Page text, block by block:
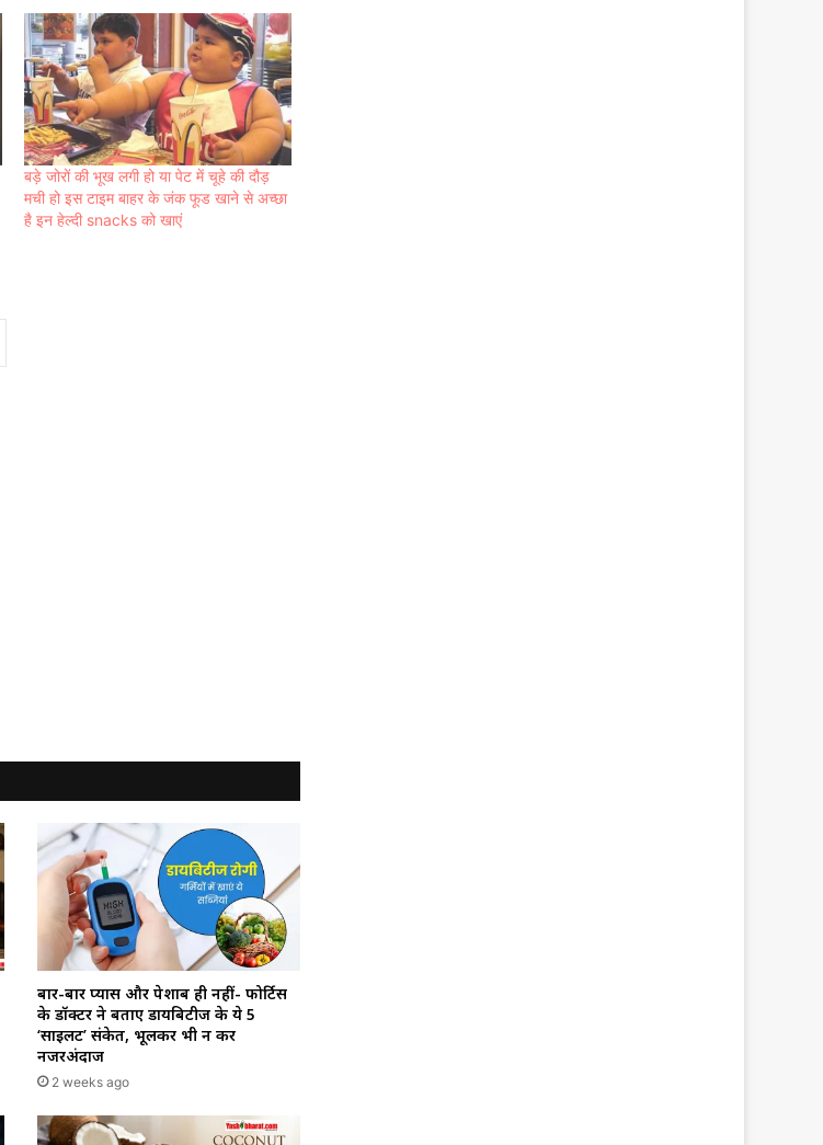
बड़े जोरों की भूख लगी हो या पेट में चूहे की दौड़
मची हो इस टाइम बाहर के जंक फूड खाने से अच्छा
है इन हेल्दी snacks को खाएं
बार-बार प्यास और पेशाब ही नहीं- फोर्टिस
के डॉक्टर ने बताए डायबिटीज के ये 5
‘साइलेंट’ संकेत, भूलकर भी न करें
नजरअंदाज
2 weeks ago